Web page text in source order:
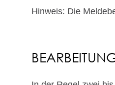
Hinweis: Die